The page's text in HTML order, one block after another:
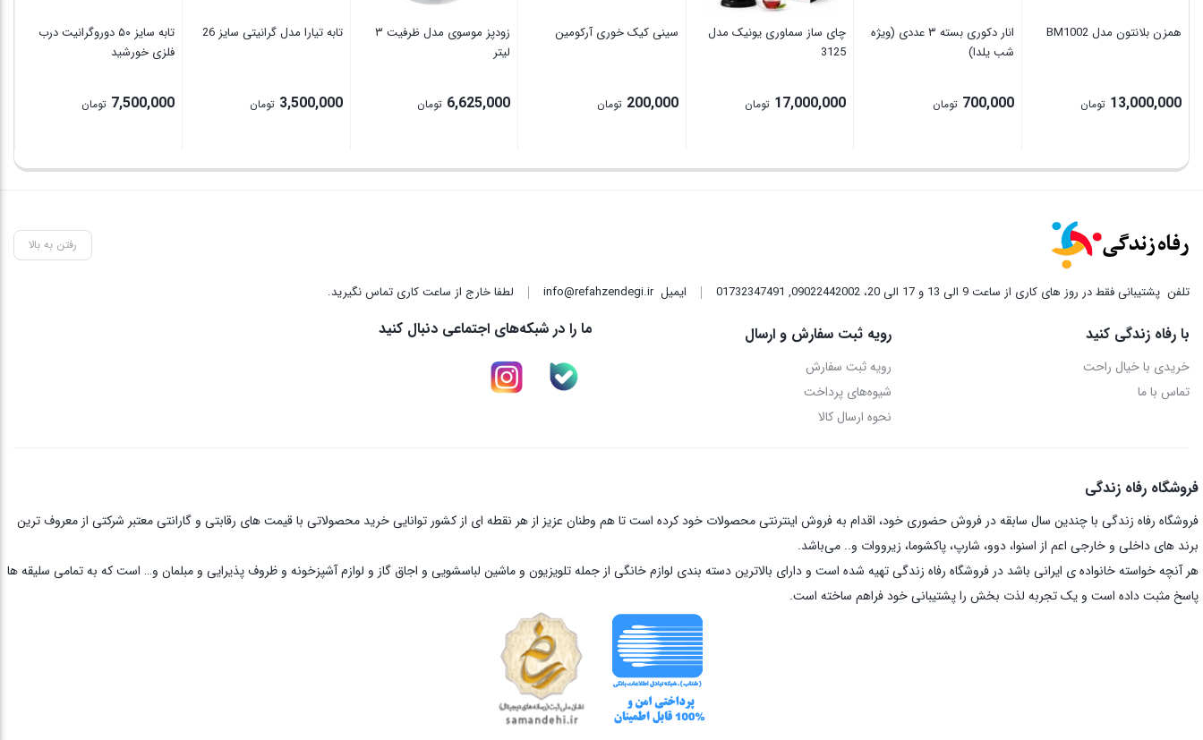
ھمزن بلانتون مدل BM1002
13,000,000 تومان
انار دکوری بسته ۳ عددی (ویژه
شب یلدا)
700,000 تومان
چای ساز سماوری یونیک مدل
3125
17,000,000 تومان
سینی کیک خوری آرکومین
200,000 تومان
زودپز موسوی مدل ظرفیت ۳
لیتر
6,625,000 تومان
تابه تیارا مدل گرانیتی سایز 26
3,500,000 تومان
تابه سایز ۵۰ دوروگرانیت درب
فلزی خورشید
7,500,000 تومان
رفتن به بالا
تلفن پشتیبانی فقط در روز های کاری از ساعت 9 الی 13 و 17 الی 20، 09022442002 ,
01732347491 ایمیلinfo@refahzendegi.ir لطفا خارج از ساعت کاری تماس نگیرید.
با رفاه زندگی کنید
خریدی با خیال راحت
تماس با ما
رویه ثبت سفارش و ارسال
رویه ثبت سفارش
شیوه‌های پرداخت
نحوه ارسال کالا
ما را در شبکه‌های اجتماعی دنبال کنید
فروشگاه رفاه زندگی
فروشگاه رفاه زندگی با چندین سال سابقه در فروش حضوری خود، اقدام به فروش اینترنتی محصولات خود کرده است تا هم وطنان عزیز از هر نقطه ای از کشور توانایی خرید محصولاتی با قیمت های رقابتی و گارانتی معتبر شرکتی از معروف ترین
برند های داخلی و خارجی اعم از اسنوا، دوو، شارپ، پاکشوما، زیرووات و.. می‌باشد.
هر آنچه خواسته خانواده ی ایرانی باشد در فروشگاه رفاه زندگی تهیه شده است و دارای بالاترین دسته بندی لوازم خانگی از جمله تلویزیون و ماشین لباسشویی و اجاق گاز و لوازم آشپزخونه و ظروف پذیرایی و مبلمان و… است که به تمامی سلیقه ها
پاسخ مثبت داده است و یک تجربه لذت بخش را پشتیبانی خود فراهم ساخته است.